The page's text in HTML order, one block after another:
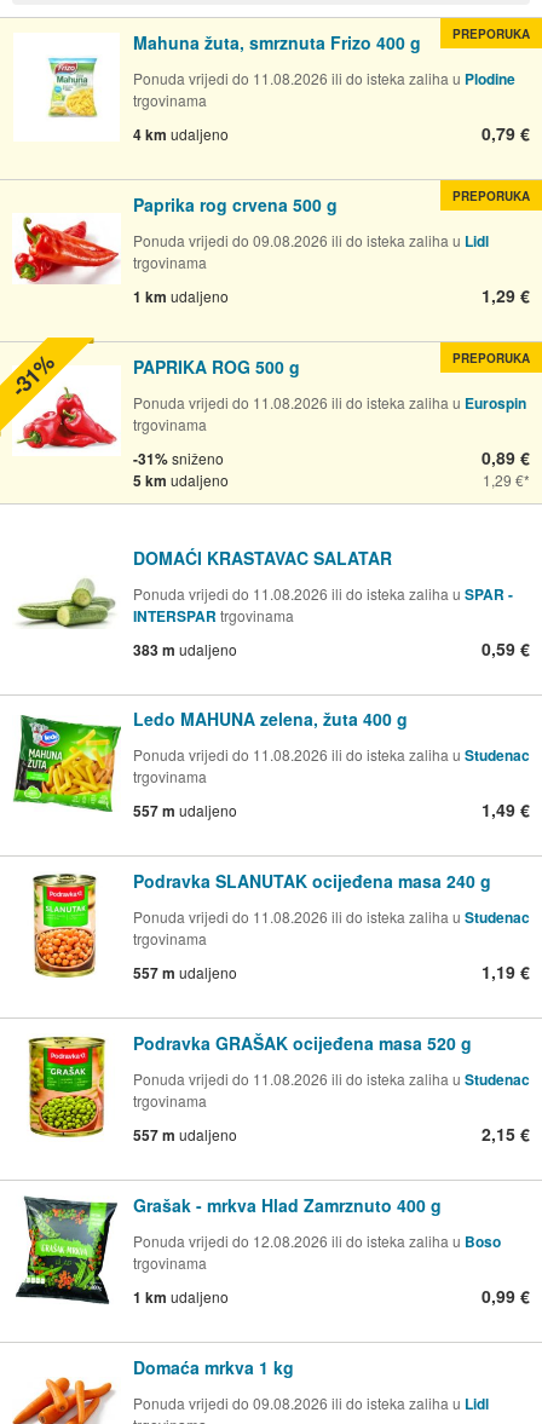
Mahuna žuta, smrznuta Frizo 400 g
Ponuda vrijedi do 11.08.2026 ili do isteka zaliha u Plodine
trgovinama
4 km udaljeno 0,79 €
PREPORUKA
Paprika rog crvena 500 g
Ponuda vrijedi do 09.08.2026 ili do isteka zaliha u Lidl
trgovinama
1 km udaljeno 1,29 €
PREPORUKA
PAPRIKA ROG 500 g
Ponuda vrijedi do 11.08.2026 ili do isteka zaliha u Eurospin
trgovinama
-31%sniženo
5 km udaljeno
0,89 €
1,29 €
PREPORUKA
-31%
DOMAĆI KRASTAVAC SALATAR
Ponuda vrijedi do 11.08.2026 ili do isteka zaliha u SPAR -
INTERSPAR trgovinama
383 m udaljeno 0,59 €
Ledo MAHUNA zelena, žuta 400 g
Ponuda vrijedi do 11.08.2026 ili do isteka zaliha u Studenac
trgovinama
557 m udaljeno 1,49 €
Podravka SLANUTAK ocijeđena masa 240 g
Ponuda vrijedi do 11.08.2026 ili do isteka zaliha u Studenac
trgovinama
557 m udaljeno 1,19 €
Podravka GRAŠAK ocijeđena masa 520 g
Ponuda vrijedi do 11.08.2026 ili do isteka zaliha u Studenac
trgovinama
557 m udaljeno 2,15 €
Grašak - mrkva Hlad Zamrznuto 400 g
Ponuda vrijedi do 12.08.2026 ili do isteka zaliha u Boso
trgovinama
1 km udaljeno 0,99 €
Domaća mrkva 1 kg
Ponuda vrijedi do 09.08.2026 ili do isteka zaliha u Lidl